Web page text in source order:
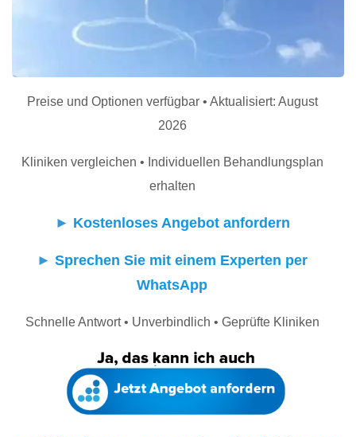
Preise und Optionen verfügbar • Aktualisiert: August
2026
Kliniken vergleichen • Individuellen Behandlungsplan
erhalten
► Kostenloses Angebot anfordern
► Sprechen Sie mit einem Experten per
WhatsApp
Schnelle Antwort • Unverbindlich • Geprüfte Kliniken